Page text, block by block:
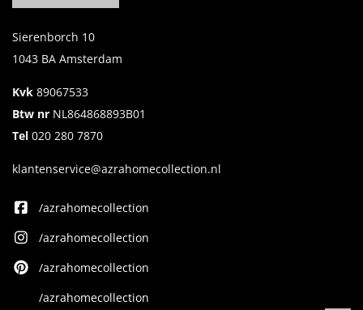
Sierenborch 10
1043 BA Amsterdam
Kvk 89067533
Btw nr NL864868893B01
Tel 020 280 7870
klantenservice@azrahomecollection.nl
/azrahomecollection
/azrahomecollection
/azrahomecollection
/azrahomecollection